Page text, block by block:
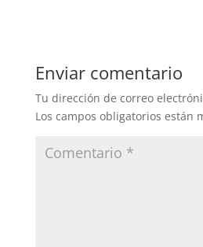
Enviar comentario
Tu dirección de correo
Los campos obligatorios están